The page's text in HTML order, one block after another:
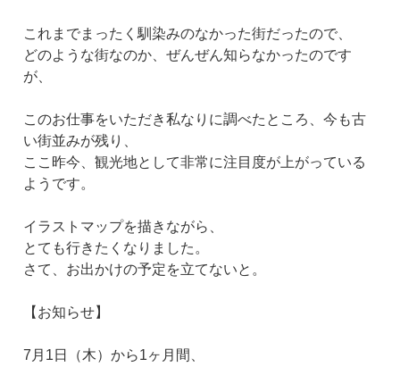
これまでまったく馴染みのなかった街だったので、
どのような街なのか、ぜんぜん知らなかったのです
が、
このお仕事をいただき私なりに調べたところ、今も古
い街並みが残り、
ここ昨今、観光地として非常に注目度が上がっている
ようです。
イラストマップを描きながら、
とても行きたくなりました。
さて、お出かけの予定を立てないと。
【お知らせ】
7月1日（木）から1ヶ月間、